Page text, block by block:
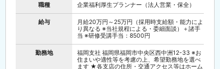
職種 企業福利厚生プランナー（法人営業・保全）
給与
月給20万円～25万円（採用時支給額・能力によ
り異なる ※当社規程による・委細面談）＋諸手
当 ※研修受講手当：8500円
勤務地
福岡支社 福岡県福岡市中央区西中洲12-33 ※お
住まいや適性等を考慮の上、希望勤務地を選べ
ます ★各支店の住所・交通アクセス等はホーム